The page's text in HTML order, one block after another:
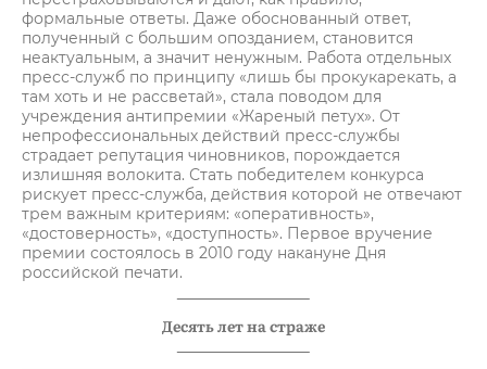
формальные ответы. Даже обоснованный ответ,
полученный с большим опозданием, становится
неактуальным, а значит ненужным. Работа отдельных
пресс-служб по принципу «лишь бы прокукарекать, а
там хоть и не рассветай», стала поводом для
учреждения антипремии «Жареный петух». От
непрофессиональных действий пресс-службы
страдает репутация чиновников, порождается
излишняя волокита. Стать победителем конкурса
рискует пресс-служба, действия которой не отвечают
трем важным критериям: «оперативность»,
«достоверность», «доступность». Первое вручение
премии состоялось в 2010 году накануне Дня
российской печати.
Десять лет на страже